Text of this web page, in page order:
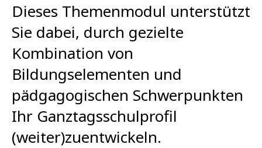
Dieses Themenmodul unterstützt
Sie dabei, durch gezielte
Kombination von
Bildungselementen und
pädgagogischen Schwerpunkten
Ihr Ganztagsschulprofil
(weiter)zuentwickeln.